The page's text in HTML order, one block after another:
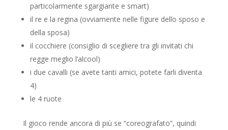
particolarmente sgargiante e smart)
il re e la regina (ovviamente nelle figure dello sposo e
della sposa)
il cocchiere (consiglio di scegliere tra gli invitati chi
regge meglio l’alcool)
i due cavalli (se avete tanti amici, potete farli diventa
4)
le 4 ruote
Il gioco rende ancora di più se “coreografato”, quindi